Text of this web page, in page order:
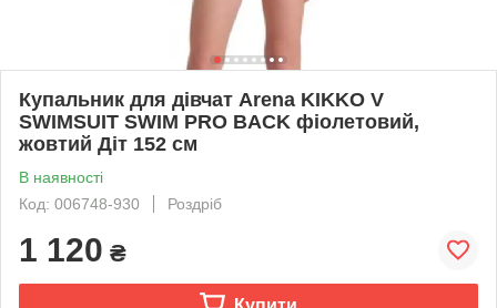
Купальник для дівчат Arena KIKKO V
SWIMSUIT SWIM PRO BACK фіолетовий,
жовтий Діт 152 см
В наявності
Код: 006748-930
Роздріб
1 120 ₴